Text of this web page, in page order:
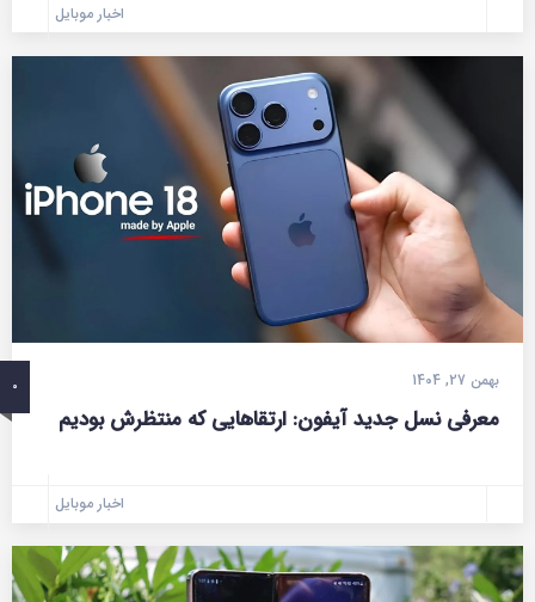
اخبار موبایل
0 بهمن 27, 1404
معرفی نسل جدید آیفون: ارتقاهایی که منتظرش بودیم
اخبار موبایل